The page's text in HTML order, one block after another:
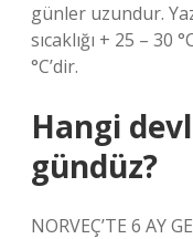
günler uzundur.
sıcaklığı + 25 – 30
°C’dir.
Hangi
gündüz?
NORVEÇ’TE 6 AY